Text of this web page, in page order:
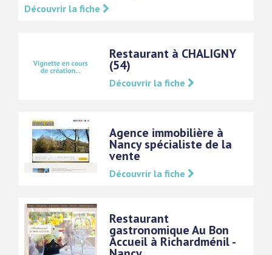
Découvrir la fiche
Restaurant à CHALIGNY
(54)
Découvrir la fiche
Agence immobilière à
Nancy spécialiste de la
vente
Découvrir la fiche
Restaurant
gastronomique Au Bon
Accueil à Richardménil -